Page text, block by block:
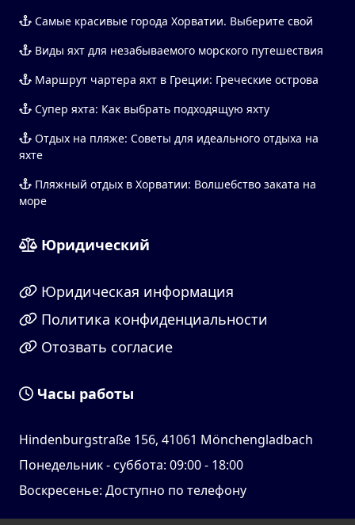
Самые красивые города Хорватии. Выберите свой
Виды яхт для незабываемого морского путешествия
Маршрут чартера яхт в Греции: Греческие острова
Супер яхта: Как выбрать подходящую яхту
Отдых на пляже: Советы для идеального отдыха на
яхте
Пляжный отдых в Хорватии: Волшебство заката на
море
Юридический
Юридическая информация
Политика конфиденциальности
Отозвать согласие
Часы работы
Hindenburgstraße 156, 41061 Mönchengladbach
Понедельник - суббота: 09:00 - 18:00
Воскресенье: Доступно по телефону